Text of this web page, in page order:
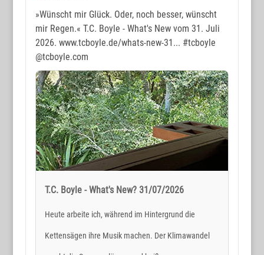
»Wünscht mir Glück. Oder, noch besser, wünscht
mir Regen.« T.C. Boyle - What's New vom 31. Juli
2026. www.tcboyle.de/whats-new-31... #tcboyle
@tcboyle.com
T.C. Boyle - What's New? 31/07/2026
Heute arbeite ich, während im Hintergrund die
Kettensägen ihre Musik machen. Der Klimawandel